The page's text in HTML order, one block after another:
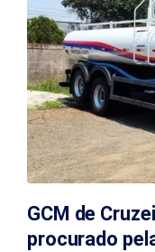
GCM de
procurado